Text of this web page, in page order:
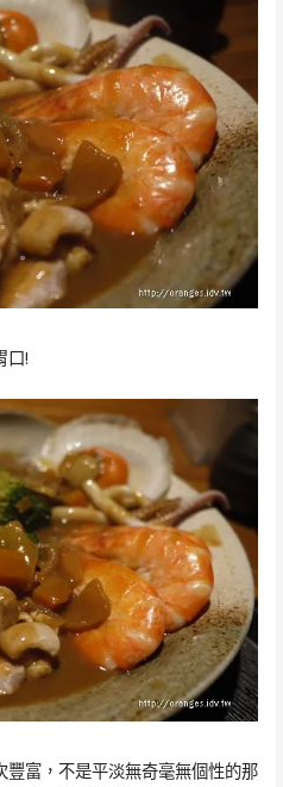
口!
富，不是平淡無奇毫無個性的那